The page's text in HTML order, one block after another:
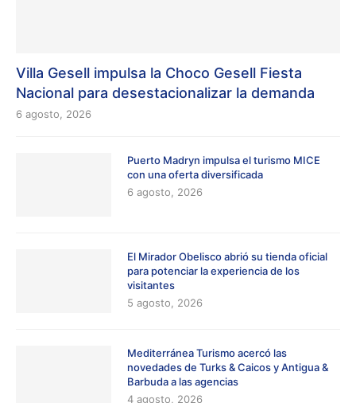
Villa Gesell impulsa la Choco Gesell Fiesta
Nacional para desestacionalizar la demanda
6 agosto, 2026
Puerto Madryn impulsa el turismo MICE
con una oferta diversificada
6 agosto, 2026
El Mirador Obelisco abrió su tienda oficial
para potenciar la experiencia de los
visitantes
5 agosto, 2026
Mediterránea Turismo acercó las
novedades de Turks & Caicos y Antigua &
Barbuda a las agencias
4 agosto, 2026